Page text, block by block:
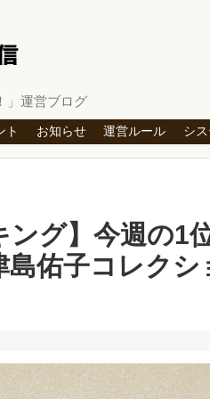
」運営ブログ
ト お知らせ 運営ルール シ
ング】今週の1
佑子コレクシ